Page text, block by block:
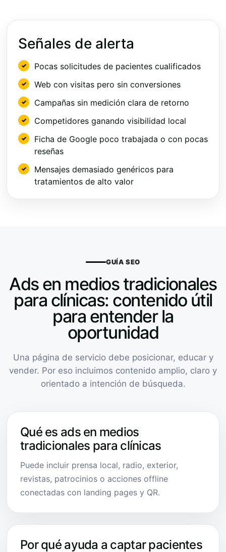
Señales de alerta
Pocas solicitudes de pacientes cualificados
Web con visitas pero sin conversiones
Campañas sin medición clara de retorno
Competidores ganando visibilidad local
Ficha de Google poco trabajada o con pocas
reseñas
Mensajes demasiado genéricos para
tratamientos de alto valor
GUÍA SEO
Ads en medios tradicionales
para clínicas: contenido útil
para entender la
oportunidad
Una página de servicio debe posicionar, educar y
vender. Por eso incluimos contenido amplio, claro y
orientado a intención de búsqueda.
Qué es ads en medios
tradicionales para clínicas
Puede incluir prensa local, radio, exterior,
revistas, patrocinios o acciones offline
conectadas con landing pages y QR.
Por qué ayuda a captar pacientes